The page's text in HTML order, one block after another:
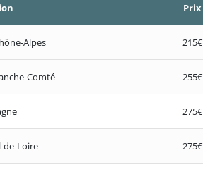
Prix
Alpes 215€
Comté 255€
275€
de-Loire 275€